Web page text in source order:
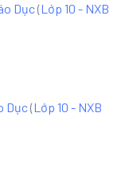
Dục(Lớp 10 - NXB
Dục(Lớp 10 - NXB